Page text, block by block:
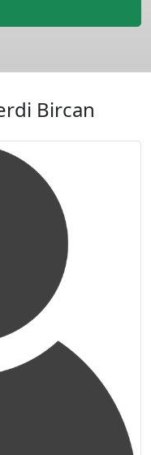
Bircan